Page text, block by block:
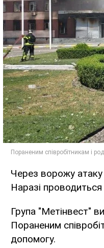
Через ворожу атаку
Наразі
Група "Метінвест"
Пораненим
допомогу.